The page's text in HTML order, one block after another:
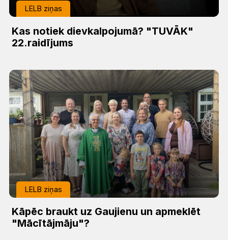
LELB ziņas
Kas notiek dievkalpojumā? "TUVĀK"
22.raidījums
LELB ziņas
Kāpēc braukt uz Gaujienu un apmeklēt
"Mācītājmāju"?